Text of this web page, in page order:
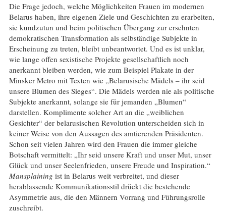
Die Frage jedoch, welche Möglichkeiten Frauen im modernen
Belarus haben, ihre eigenen Ziele und Geschichten zu erarbeiten,
sie kundzutun und beim politischen Übergang zur ersehnten
demokratischen Transformation als selbständige Subjekte in
Erscheinung zu treten, bleibt unbeantwortet. Und es ist unklar,
wie lange offen sexistische Projekte gesellschaftlich noch
anerkannt bleiben werden, wie zum Beispiel Plakate in der
Minsker Metro mit Texten wie „Belarusische Mädels – ihr seid
unsere Blumen des Sieges“. Die Mädels werden nie als politische
Subjekte anerkannt, solange sie für jemanden „Blumen“
darstellen. Komplimente solcher Art an die „weiblichen
Gesichter“ der belarusischen Revolution unterscheiden sich in
keiner Weise von den Aussagen des amtierenden Präsidenten.
Schon seit vielen Jahren wird den Frauen die immer gleiche
Botschaft vermittelt: „Ihr seid unsere Kraft und unser Mut, unser
Glück und unser Seelenfrieden, unsere Freude und Inspiration.“
Mansplaining ist in Belarus weit verbreitet, und dieser
herablassende Kommunikationsstil drückt die bestehende
Asymmetrie aus, die den Männern Vorrang und Führungsrolle
zuschreibt.